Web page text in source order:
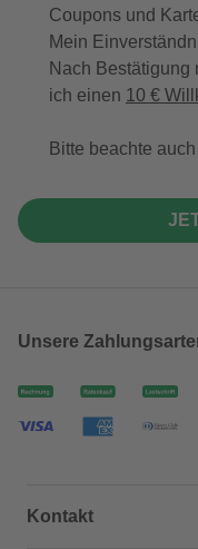
Coupons und
Mein
Nach Bestätigung
ich einen 10 €
Bitte beachte
Unsere
Kontakt